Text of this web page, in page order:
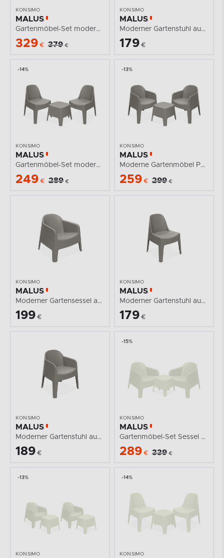
KONSIMO
MALUS
Gartenmöbel-Set modern Polypropylen kühl braun
329 € 379 €
KONSIMO
MALUS
Moderner Gartenstuhl aus Polypropylen weiß
179 €
-14%
KONSIMO
MALUS
Gartenmöbel-Set modern Polypropylen 2 Personen kühl...
249 € 289 €
-13%
KONSIMO
MALUS
Moderne Gartenmöbel Polypropylen 2 Personen kühl...
259 € 299 €
KONSIMO
MALUS
Moderner Gartensessel aus Polypropylen kühles Braun
199 €
KONSIMO
MALUS
Moderner Gartenstuhl aus Polypropylen kühles Braun
179 €
KONSIMO
MALUS
Moderner Gartenstuhl aus Polypropylen kühles Braun
189 €
-15%
KONSIMO
MALUS
Gartenmöbel-Set Sessel und Gartentisch modern 2...
289 € 339 €
-13%
KONSIMO
-14%
KONSIMO